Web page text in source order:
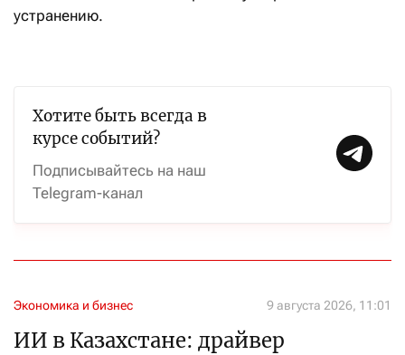
устранению.
Хотите быть всегда в
курсе событий?
Подписывайтесь на наш
Telegram-канал
Экономика и бизнес 9 августа 2026, 11:01
ИИ в Казахстане: драйвер